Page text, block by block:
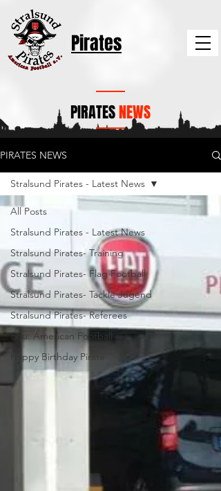
Pirates
PIRATESNEWS
PIRATES NEWS
All Posts
Stralsund Pirates - Latest News
Stralsund Pirates- Training
Stralsund Pirates- Flag Football
Stralsund Pirates- Tackle Jugend
Stralsund Pirates- Referees
Edu. American Football
Happy Birthday Pirate
Stralsund Pirates - Latest News